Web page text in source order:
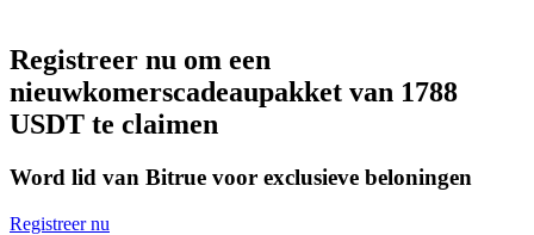
Registreer nu om een
nieuwkomerscadeaupakket van 1788
USDT te claimen
Word lid van Bitrue voor exclusieve beloningen
Registreer nu